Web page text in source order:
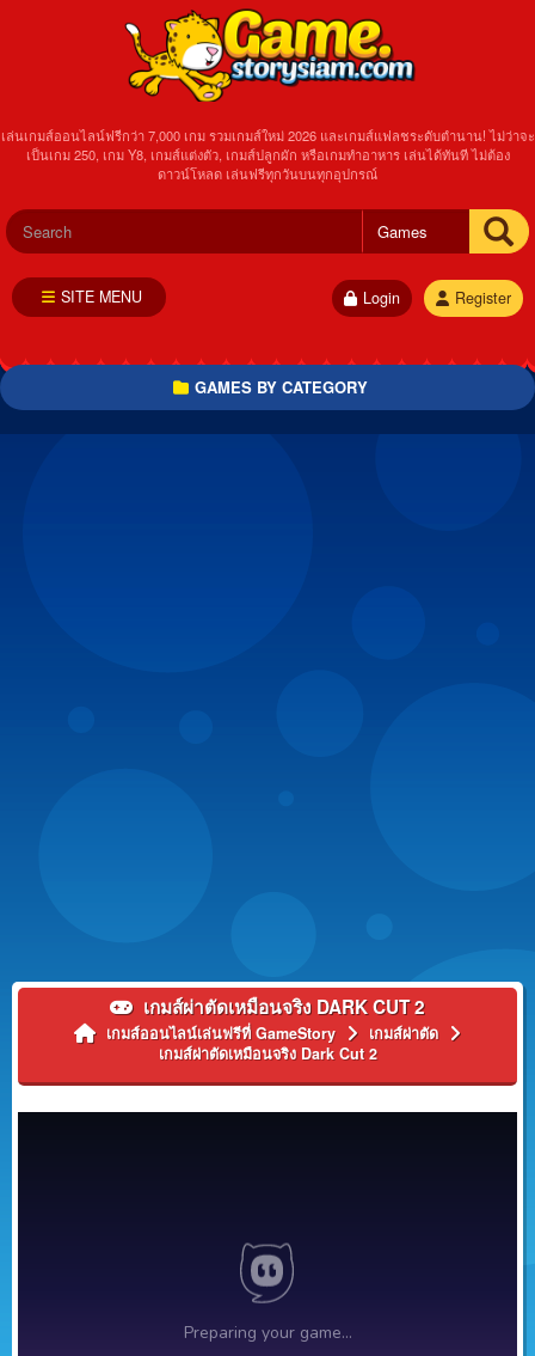
เล่นเกมส์ออนไลน์ฟรีกว่า 7,000 เกม รวมเกมส์ใหม่ 2026 และเกมส์แฟลชระดับตำนาน! ไม่ว่าจะ
เป็นเกม 250, เกม Y8, เกมส์แต่งตัว, เกมส์ปลูกผัก หรือเกมทำอาหาร เล่นได้ทันที ไม่ต้อง
ดาวน์โหลด เล่นฟรีทุกวันบนทุกอุปกรณ์
Register
Login
SITE MENU
GAMES BY CATEGORY
เกมส์ผ่าตัดเหมือนจริง DARK CUT 2
เกมส์ออนไลน์เล่นฟรีที่ GameStory
เกมส์ผ่าตัด
เกมส์ผ่าตัดเหมือนจริง Dark Cut 2